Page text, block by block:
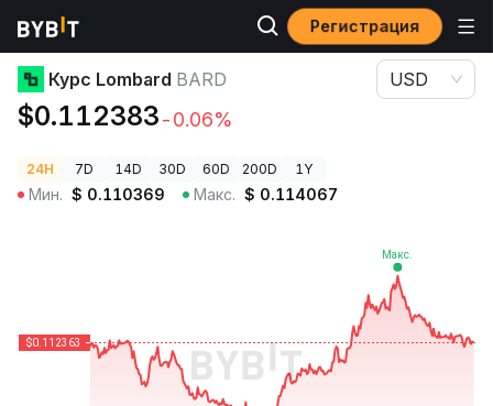
Регистрация
Цены криптовалют Курс Lombard BARD
Курс Lombard BARD
$0.112383-0.06%
USD
24H 7D 14D 30D 60D 200D 1Y
Мин. $ 0.110369 Макс. $ 0.114067